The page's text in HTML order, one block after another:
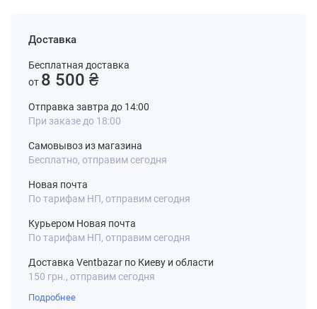
Доставка
Бесплатная доставка
от 8 500 ₴
Отправка завтра до 14:00
При заказе до 18:00
Самовывоз из магазина
Бесплатно, отправим сегодня
Новая почта
По тарифам НП, отправим сегодня
Курьером Новая почта
По тарифам НП, отправим сегодня
Доставка Ventbazar по Киеву и области
150 грн., отправим сегодня
Подробнее